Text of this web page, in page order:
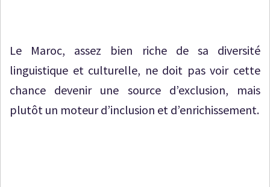
Le Maroc, assez bien riche de sa diversité
linguistique et culturelle, ne doit pas voir cette
chance devenir une source d’exclusion, mais
plutôt un moteur d’inclusion et d’enrichissement.